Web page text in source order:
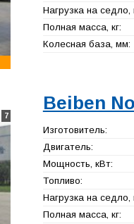
Нагрузка на седло,
Полная масса, кг:
Колесная база, мм:
7
Beiben
Изготовитель:
Двигатель:
Мощность, кВт:
Топливо:
Нагрузка на седло,
Полная масса, кг: